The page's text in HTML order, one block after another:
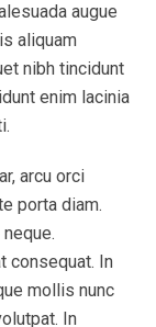
augue
aliquam
nibh tincidunt
enim lacinia
arcu orci
porta diam.
consequat. In
mollis nunc
In